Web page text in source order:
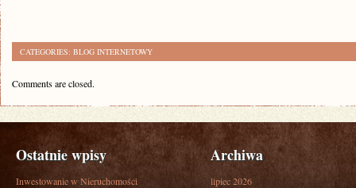
CATEGORIES: BLOG INTERNETOWY
Comments are closed.
Ostatnie wpisy
Inwestowanie w Nieruchomości
Archiwa
lipiec 2026